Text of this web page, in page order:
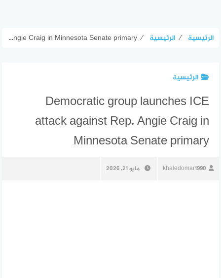
الرئيسية ⁄ الرئيسية ⁄
Democratic group launches ICE attack against Rep. Angie Craig in Minnesota Senate primary
الرئيسية
Democratic group launches ICE
attack against Rep. Angie Craig in
Minnesota Senate primary
khaledomar1990 مايو 21, 2026